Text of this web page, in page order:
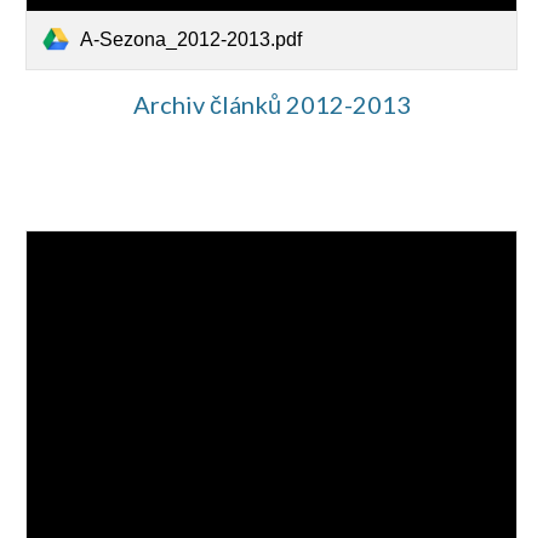
A-Sezona_2012-2013.pdf
Archiv článků 2012-2013